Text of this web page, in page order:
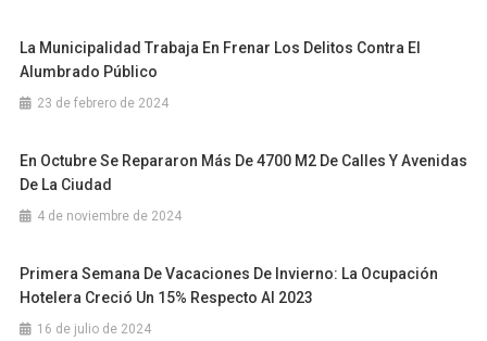
La Municipalidad Trabaja En Frenar Los Delitos Contra El
Alumbrado Público
23 de febrero de 2024
En Octubre Se Repararon Más De 4700 M2 De Calles Y Avenidas
De La Ciudad
4 de noviembre de 2024
Primera Semana De Vacaciones De Invierno: La Ocupación
Hotelera Creció Un 15% Respecto Al 2023
16 de julio de 2024